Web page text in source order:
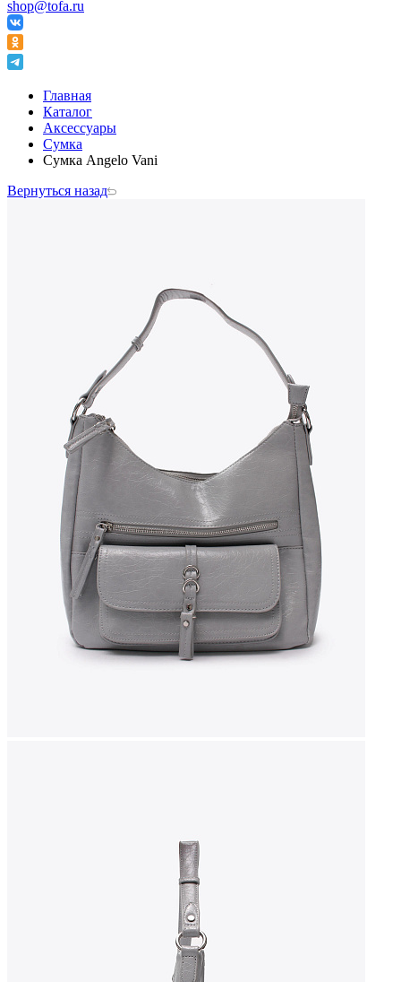
shop@tofa.ru
Главная
Каталог
Аксессуары
Сумка
Сумка Angelo Vani
Вернуться назад